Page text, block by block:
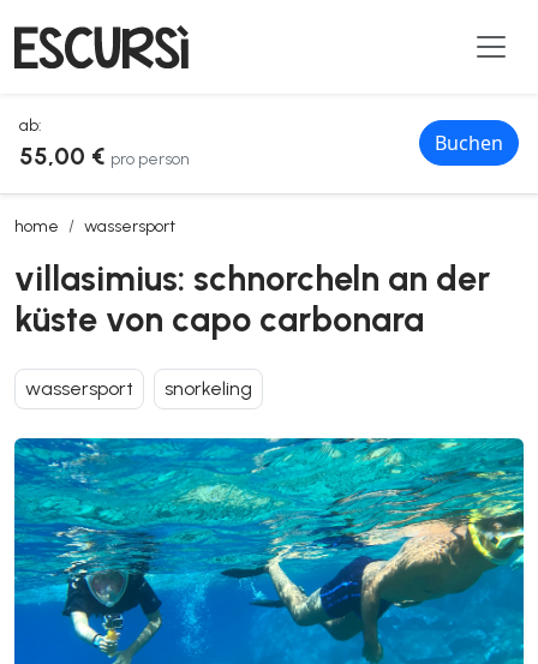
ab:
55,00 € pro person
Buchen
home wassersport
villasimius: schnorcheln an der küste von capo carbonara
villasimius: schnorcheln an der
küste von capo carbonara
wassersport snorkeling